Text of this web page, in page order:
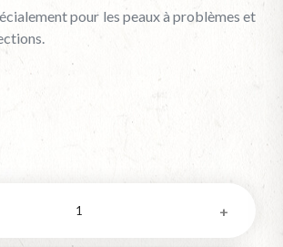
pour les peaux à problèmes et